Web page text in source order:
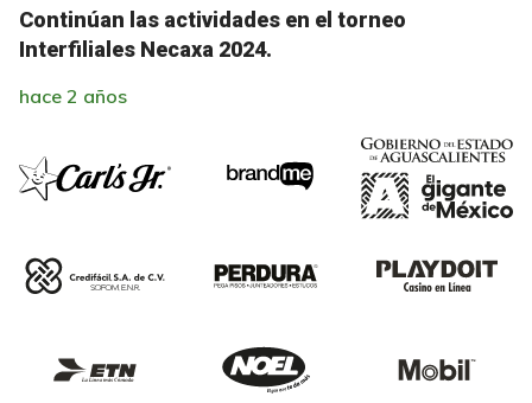
Continúan las actividades en el torneo
Interfiliales Necaxa 2024.
hace 2 años